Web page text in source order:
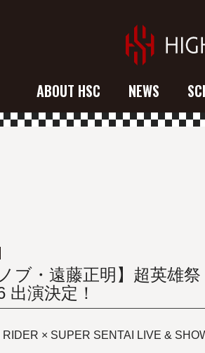
ABOUT HSC NEWS
ブ・遠藤正明】超英雄
出演決定！
× SUPER SENTAI LIVE &